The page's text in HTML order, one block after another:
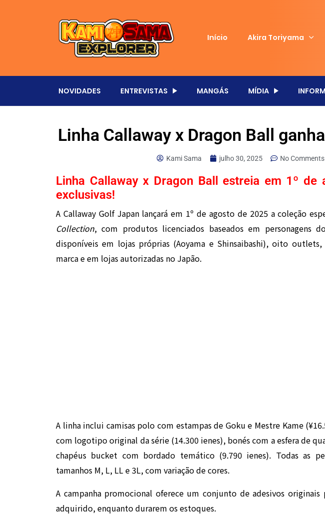
Início Akira Toriyama
NOVIDADES ENTREVISTAS MANGÁS MÍDIA
Linha Callaway x Dragon Ball
Kami Sama julho 30, 2025 No Comments
Linha Callaway x Dragon Ball estreia em 1º de
exclusivas!
A Callaway Golf Japan lançará em 1º de agosto de 2025 a coleção
Collection, com produtos licenciados baseados em personagens
disponíveis em lojas próprias (Aoyama e Shinsaibashi), oito
marca e em lojas autorizadas no Japão.
A linha inclui camisas polo com estampas de Goku e Mestre Kame
com logotipo original da série (14.300 ienes), bonés com a esfera de
chapéus bucket com bordado temático (9.790 ienes). Todas as
tamanhos M, L, LL e 3L, com variação de cores.
A campanha promocional oferece um conjunto de adesivos originais
adquirido, enquanto durarem os estoques.